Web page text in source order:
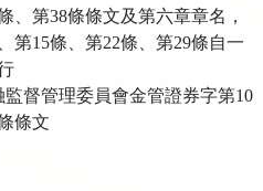
、第38條條文及第六章章名，
第15條、第22條、第29條自一
督管理委員會金管證券字第10
條文